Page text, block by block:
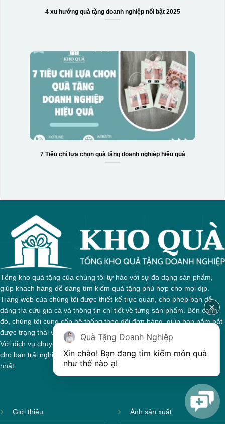
Ưu, nhược điểm của in Decal trượt nước
trên gốm sứ
gian
Không thể tẩy xoá
được nếu in sai,
hoặc rất khó khắn
về tẩy xoá
in 1 số màu: Màu
hồng cánh sen,
Màu tím
Khó khăn trong việc
in chuyển màu (dễ
trong việc in đơn
sắc)
Thông tin, hình ảnh in
trên chất liệu decal
đẹp, sắc nét, không
bị lem
Chất liệu in decal
phong phú, dễ dàng
lựa chọn chất liệu
phù hợp với nhu cầu.
Dán được lên nhiều
4 xu hướng quà tặng doanh nghiệp nổi bật 2025
7 Tiêu chí lựa chọn quà tặng doanh nghiệp hiệu quả
Tổng kho quà tặng của chúng tôi tự hào với sự đa dạng sản phẩm,
giúp khách hàng dễ dàng tìm kiếm quà tặng phù hợp cho mọi dịp.
Trang web của chúng tôi được thiết kế trực quan, cho phép bạn dễ
dàng tra cứu giá cả và thông tin chi tiết về từng sản phẩm. Bên cạnh
đó, chúng tôi cung cấp hệ thống theo dõi đơn hàng, giúp bạn nắm bắt
được trạng thái và giai đoạn xử lý của đơn hàng một cách thuận tiện.
Với dịch vụ chuyên nghiệp và tận tâm, chúng tôi cam kết mang đến
cho bạn trải nghiệm mua sắm tuyệt vời và những món quà ý nghĩa
nhất.
Giới thiệu Ảnh sản xuất
Quà Tặng Doanh Nghiệp
Xin chào! Bạn đang tìm kiếm món quà
như thế nào ạ!